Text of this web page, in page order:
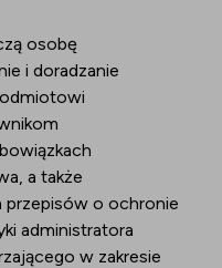
osobę
i doradzanie
a także
przepisów o ochronie
administratora
w zakresie